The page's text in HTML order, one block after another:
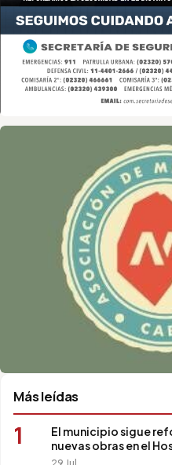
Asociación de Medios
Más leídas
1
El municipio sigue
nuevas obras en el